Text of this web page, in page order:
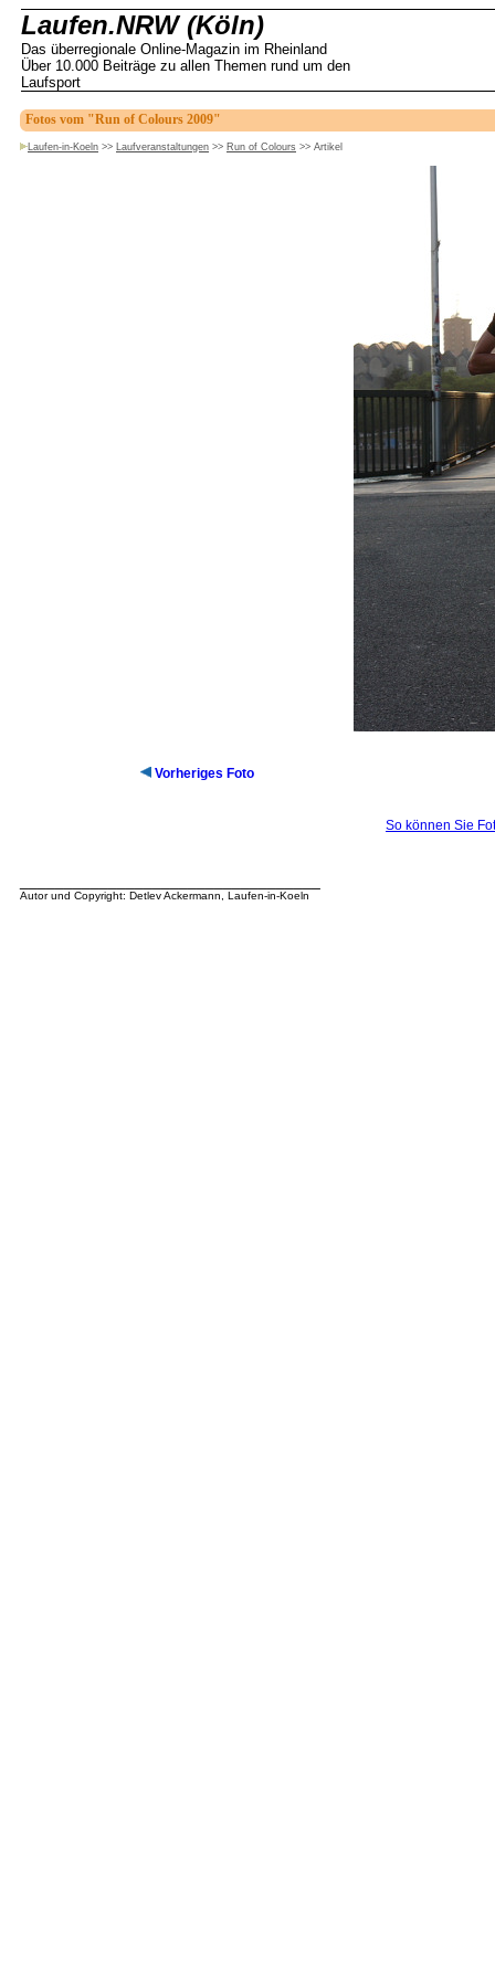
Laufen.NRW (Köln)
Das überregionale Online-Magazin im Rheinland
Über 10.000 Beiträge zu allen Themen rund um den
Laufsport
Fotos vom "Run of Colours 2009"
Laufen-in-Koeln >> Laufveranstaltungen >> Run of Colours >> Artikel
Vorheriges Foto
So können Sie
Autor und Copyright: Detlev Ackermann, Laufen-in-Koeln